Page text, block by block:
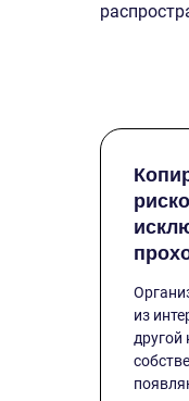
из
другой